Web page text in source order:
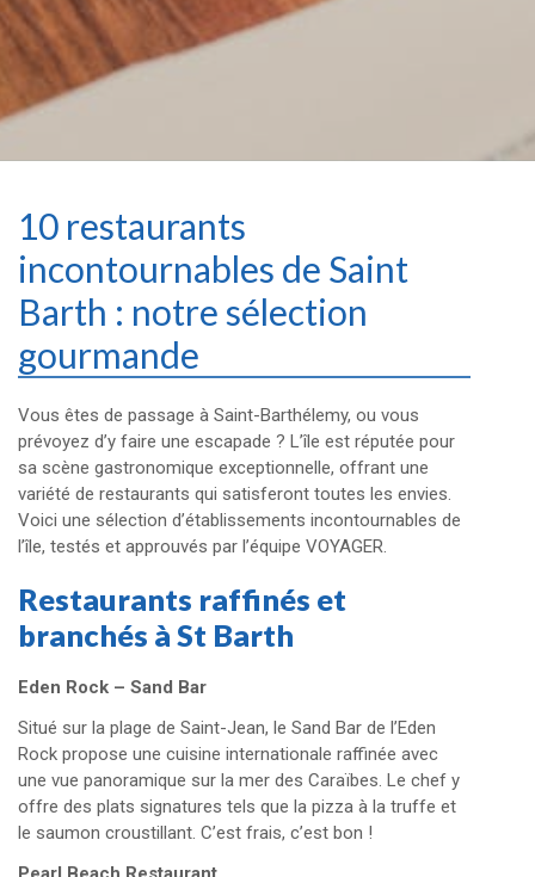
10 restaurants
incontournables de Saint
Barth : notre sélection
gourmande
Vous êtes de passage à Saint-Barthélemy, ou vous
prévoyez d’y faire une escapade ? L’île est réputée pour
sa scène gastronomique exceptionnelle, offrant une
variété de restaurants qui satisferont toutes les envies.
Voici une sélection d’établissements incontournables de
l’île, testés et approuvés par l’équipe VOYAGER.
Restaurants raffinés et
branchés à St Barth
Eden Rock – Sand Bar
Situé sur la plage de Saint-Jean, le Sand Bar de l’Eden
Rock propose une cuisine internationale raffinée avec
une vue panoramique sur la mer des Caraïbes. Le chef y
offre des plats signatures tels que la pizza à la truffe et
le saumon croustillant. ​C’est frais, c’est bon !